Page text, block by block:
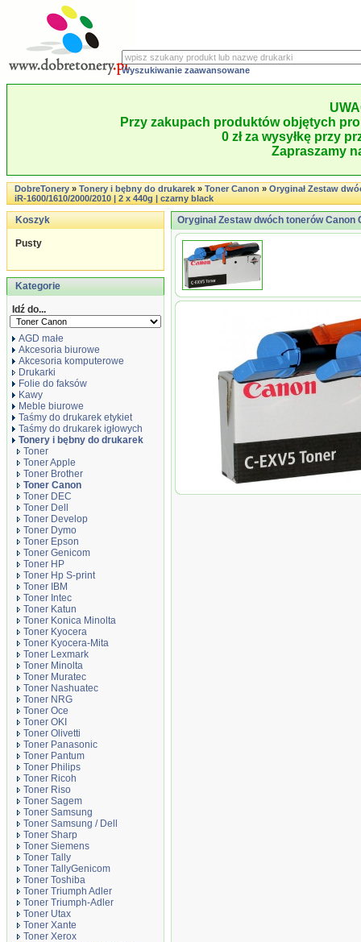
Wyszukiwanie zaawansowane
Przy zakupach produktów objętych
0 zł za wysyłkę przy
Zapraszamy
DobreTonery»Tonery i bębny do drukarek»Toner Canon»Oryginał Zestaw
iR-1600/1610/2000/2010 | 2 x 440g | czarny black
Koszyk
Pusty
Kategorie
Idź do...
AGD małe
Akcesoria biurowe
Akcesoria komputerowe
Drukarki
Folie do faksów
Kawy
Meble biurowe
Taśmy do drukarek etykiet
Taśmy do drukarek igłowych
Tonery i bębny do drukarek
Toner
Toner Apple
Toner Brother
Toner Canon
Toner DEC
Toner Dell
Toner Develop
Toner Dymo
Toner Epson
Toner Genicom
Toner HP
Toner Hp S-print
Toner IBM
Toner Intec
Toner Katun
Toner Konica Minolta
Toner Kyocera
Toner Kyocera-Mita
Toner Lexmark
Toner Minolta
Toner Muratec
Toner Nashuatec
Toner NRG
Toner Oce
Toner OKI
Toner Olivetti
Toner Panasonic
Toner Pantum
Toner Philips
Toner Ricoh
Toner Riso
Toner Sagem
Toner Samsung
Toner Samsung / Dell
Toner Sharp
Toner Siemens
Toner Tally
Toner TallyGenicom
Toner Toshiba
Toner Triumph Adler
Toner Triumph-Adler
Toner Utax
Toner Xante
Toner Xerox
Oryginał Zestaw dwóch tonerów Canon
Oryginał Zestaw dwóch